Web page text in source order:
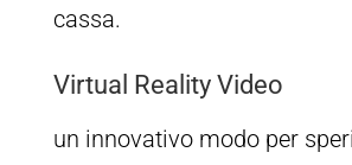
cassa.
Virtual Reality Video
un innovativo modo per